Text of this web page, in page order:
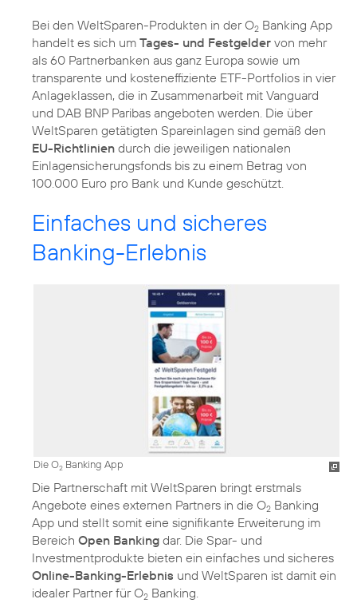
Bei den WeltSparen-Produkten in der O2 Banking App
handelt es sich um Tages- und Festgelder von mehr
als 60 Partnerbanken aus ganz Europa sowie um
transparente und kosteneffiziente ETF-Portfolios in vier
Anlageklassen, die in Zusammenarbeit mit Vanguard
und DAB BNP Paribas angeboten werden. Die über
WeltSparen getätigten Spareinlagen sind gemäß den
EU-Richtlinien durch die jeweiligen nationalen
Einlagensicherungsfonds bis zu einem Betrag von
100.000 Euro pro Bank und Kunde geschützt.
Einfaches und sicheres
Banking-Erlebnis
Die O2 Banking App
Die Partnerschaft mit WeltSparen bringt erstmals
Angebote eines externen Partners in die O2 Banking
App und stellt somit eine signifikante Erweiterung im
Bereich Open Banking dar. Die Spar- und
Investmentprodukte bieten ein einfaches und sicheres
Online-Banking-Erlebnis und WeltSparen ist damit ein
idealer Partner für O2 Banking.